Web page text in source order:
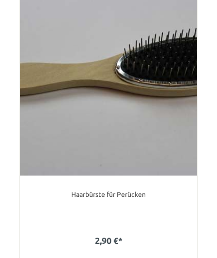
Haarbürste für Perücken
2,90 €*